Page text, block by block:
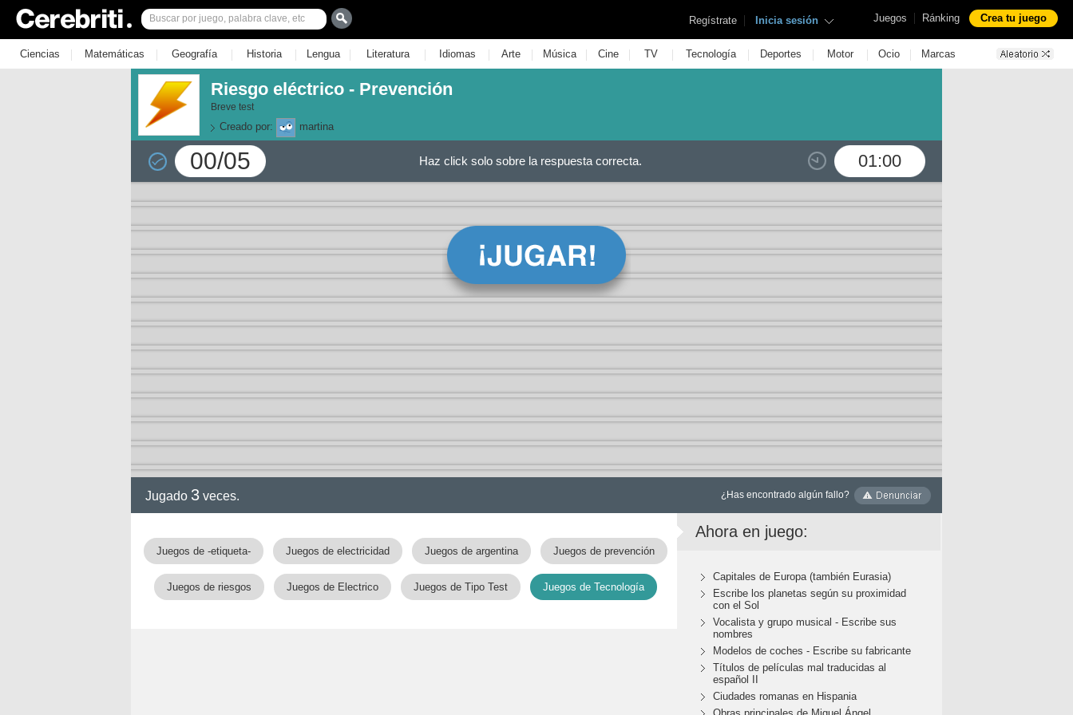
Juegos | Ránking Crea tu juego
Regístrate | Inicia sesión
Ciencias | Matemáticas | Geografía | Historia | Lengua | Literatura | Idiomas | Arte | Música | Cine | TV | Tecnología | Deportes | Motor | Ocio | Marcas
Riesgo eléctrico - Prevención
Breve test
Creado por: martina
00/05 01:00
Haz click solo sobre la respuesta correcta.
Jugado 3 veces. ¿Has encontrado algún fallo?
Juegos de -etiqueta- Juegos de electricidad Juegos de argentina Juegos de prevención
Juegos de riesgos Juegos de Electrico Juegos de Tipo Test Juegos de Tecnología
Ahora en juego:
Capitales de Europa (también Eurasia)
Escribe los planetas según su proximidad
con el Sol
Vocalista y grupo musical - Escribe sus
nombres
Modelos de coches - Escribe su fabricante
Títulos de películas mal traducidas al
español II
Ciudades romanas en Hispania